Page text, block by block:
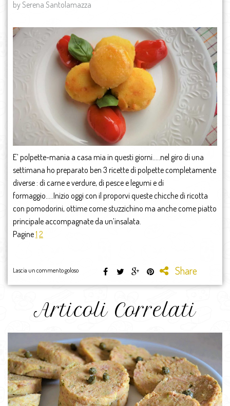
by Serena Santolamazza
E’ polpette-mania a casa mia in questi giorni…..nel giro di una
settimana ho preparato ben 3 ricette di polpette completamente
diverse : di carne e verdure, di pesce e legumi e di
formaggio…..Inizio oggi con il proporvi queste chicche di ricotta
con pomodorini, ottime come stuzzichino ma anche come piatto
principale accompagnate da un’insalata.
Pagine1 2
Lascia un commento goloso Share
Articoli Correlati